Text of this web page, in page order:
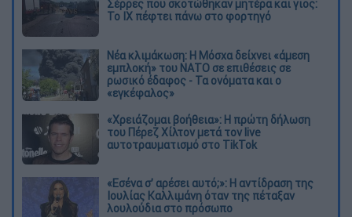
Σέρρες που σκοτώθηκαν μητέρα και γιος:
Το ΙΧ πέφτει πάνω στο φορτηγό
Νέα κλιμάκωση: Η Μόσχα δείχνει «άμεση
εμπλοκή» του ΝΑΤΟ σε επιθέσεις σε
ρωσικό έδαφος - Τα ονόματα και ο
«εγκέφαλος»
«Χρειάζομαι βοήθεια»: Η πρώτη δήλωση
του Πέρεζ Χίλτον μετά τον live
αυτοτραυματισμό στο TikTok
«Εσένα σ’ αρέσει αυτό;»: Η αντίδραση της
Ιουλίας Καλλιμάνη όταν της πέταξαν
λουλούδια στο πρόσωπο